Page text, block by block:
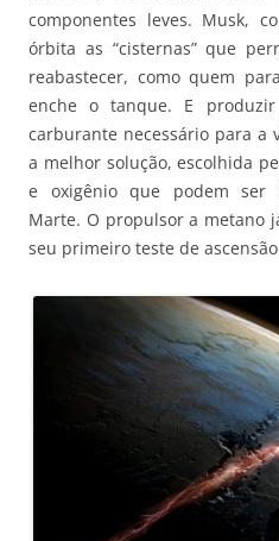
componentes leves. Musk,
órbita as “cisternas” que
reabastecer, como quem
enche o tanque. E
carburante necessário para a
a melhor solução, escolhida
e oxigênio que podem ser
Marte. O propulsor a metano
seu primeiro teste de